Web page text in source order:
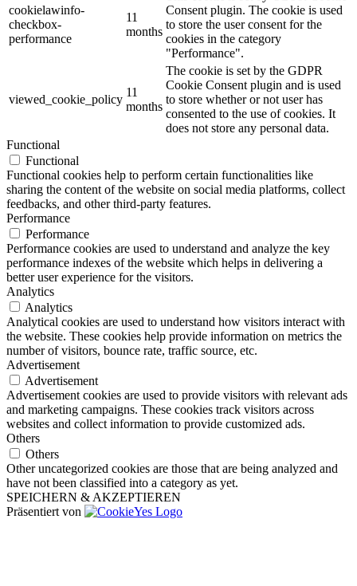
cookielawinfo-
checkbox-
performance
11
months
Consent plugin. The cookie is used
to store the user consent for the
cookies in the category
"Performance".
viewed_cookie_policy
11
months
The cookie is set by the GDPR
Cookie Consent plugin and is used
to store whether or not user has
consented to the use of cookies. It
does not store any personal data.
Functional
Functional
Functional cookies help to perform certain functionalities like
sharing the content of the website on social media platforms, collect
feedbacks, and other third-party features.
Performance
Performance
Performance cookies are used to understand and analyze the key
performance indexes of the website which helps in delivering a
better user experience for the visitors.
Analytics
Analytics
Analytical cookies are used to understand how visitors interact with
the website. These cookies help provide information on metrics the
number of visitors, bounce rate, traffic source, etc.
Advertisement
Advertisement
Advertisement cookies are used to provide visitors with relevant ads
and marketing campaigns. These cookies track visitors across
websites and collect information to provide customized ads.
Others
Others
Other uncategorized cookies are those that are being analyzed and
have not been classified into a category as yet.
SPEICHERN & AKZEPTIEREN
Präsentiert von